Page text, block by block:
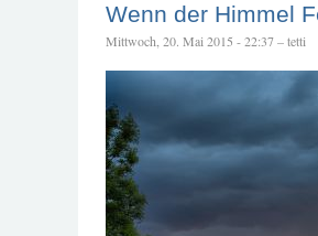
Wenn der Himmel
Mittwoch, 20. Mai 2015 - 22:37 – tetti